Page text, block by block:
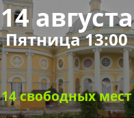
14 августа
Пятница 13:00
14 свободных мест